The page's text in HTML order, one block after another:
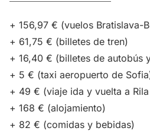
+ 156,97 € (vuelos Bratislava-
+ 61,75 € (billetes de tren)
+ 16,40 € (billetes de autobús
+ 5 € (taxi aeropuerto de
+ 49 € (viaje ida y vuelta a
+ 168 € (alojamiento)
+ 82 € (comidas y bebidas)